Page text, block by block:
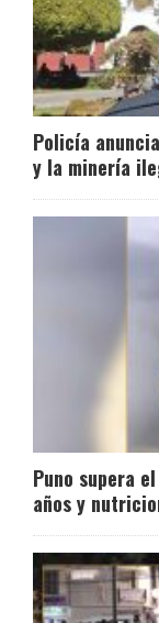
Policía
y la minería
Puno supera
años y